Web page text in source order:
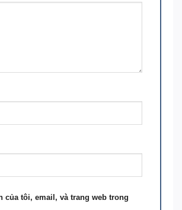
của tôi, email, và trang web trong